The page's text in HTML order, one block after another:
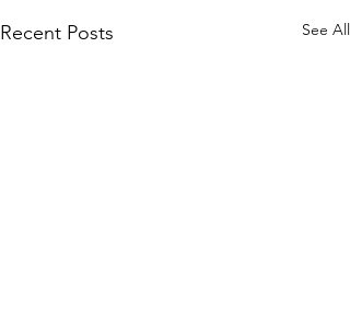
Recent Posts See All